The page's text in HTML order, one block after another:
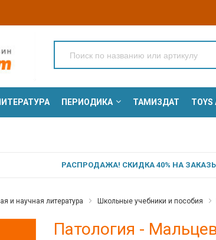
ПЕРИОДИКА ТАМИЗДАТ TOYS
РАСПРОДАЖА! СКИДКА 40% НА ЗАКАЗЫ
и научная литература Школьные учебники и пособия
Патология -